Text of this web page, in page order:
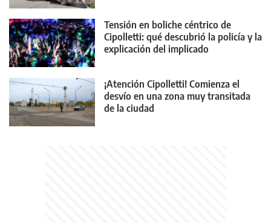
Tensión en boliche céntrico de
Cipolletti: qué descubrió la policía y la
explicación del implicado
¡Atención Cipolletti! Comienza el
desvío en una zona muy transitada
de la ciudad